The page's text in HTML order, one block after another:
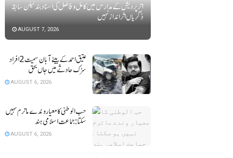
اتر پردیش کےمدارس میں کامل و فاضل کی اسناد بند لیکن سابقہ طلبا کی
ڈگریا ں اثرانداز نہیں
AUGUST 7, 2026
عتیق احمد کے بیٹے آبان سمیت 2 افراد
سڑک حادثے میں جاں بحق
AUGUST 6, 2026
حب الوطنی کا معیار وندے ماترم نہیں ہو
سکتا : جماعت اسلامی ہند
AUGUST 6, 2026